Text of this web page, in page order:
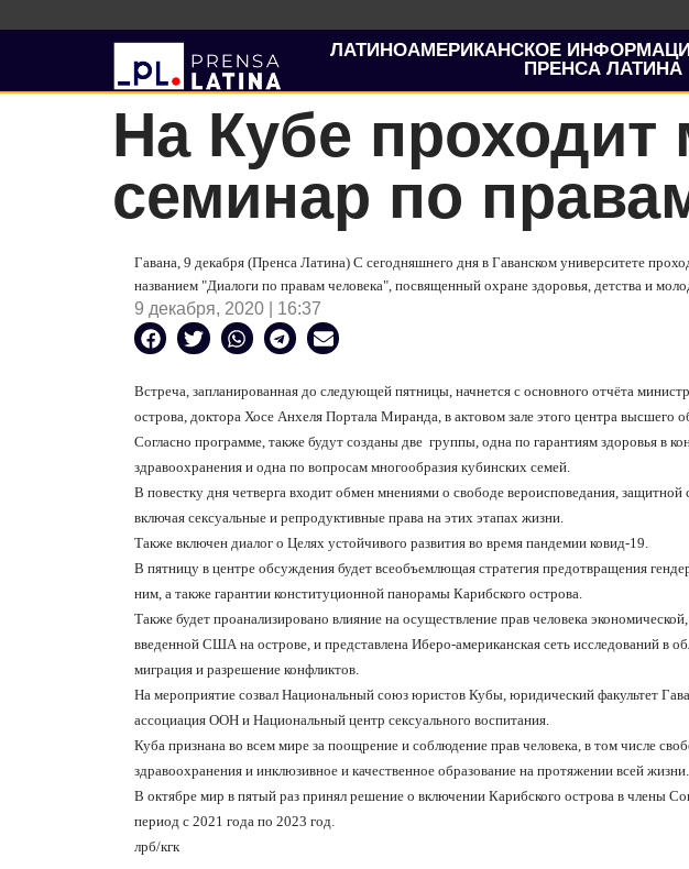
ЛАТИНОАМЕРИКАНСКОЕ
ПРЕНСА ЛАТИНА
На Кубе
семинар по
Гавана, 9 декабря (Пренса Латина) С сегодняшнего дня в Гаванском университете
названием "Диалоги по правам человека", посвященный охране здоровья, детства и
9 декабря, 2020 | 16:37
Встреча, запланированная до следующей пятницы, начнется с основного отчёта
острова, доктора Хосе Анхеля Портала Миранда, в актовом зале этого центра высшего
Согласно программе, также будут созданы две группы, одна по гарантиям здоровья в
здравоохранения и одна по вопросам многообразия кубинских семей.
В повестку дня четверга входит обмен мнениями о свободе вероисповедания, защитной
включая сексуальные и репродуктивные права на этих этапах жизни.
Также включен диалог о Целях устойчивого развития во время пандемии ковид-19.
В пятницу в центре обсуждения будет всеобъемлющая стратегия предотвращения
ним, а также гарантии конституционной панорамы Карибского острова.
Также будет проанализировано влияние на осуществление прав человека
введенной США на острове, и представлена Иберо-американская сеть исследований в
миграция и разрешение конфликтов.
На мероприятие созвал Национальный союз юристов Кубы, юридический факультет
ассоциация ООН и Национальный центр сексуального воспитания.
Куба признана во всем мире за поощрение и соблюдение прав человека, в том числе
здравоохранения и инклюзивное и качественное образование на протяжении всей жизни.
В октябре мир в пятый раз принял решение о включении Карибского острова в члены
период с 2021 года по 2023 год.
лрб/кгк